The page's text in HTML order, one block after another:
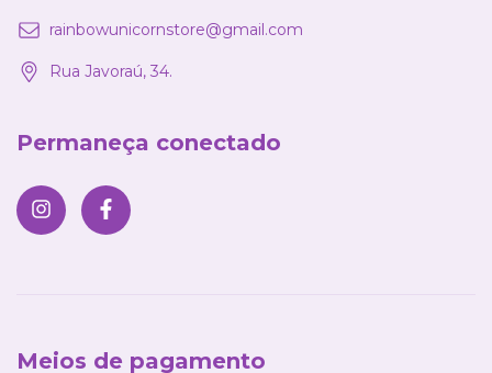
rainbowunicornstore@gmail.com
Rua Javoraú, 34.
Permaneça conectado
Meios de pagamento